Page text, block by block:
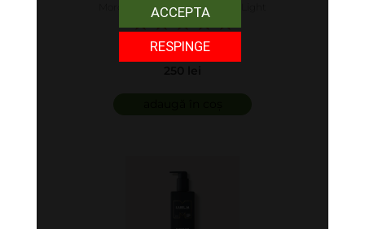
Moroccanoil - Ulei Tratament Light
5.00 (6)
ACCEPTA
RESPINGE